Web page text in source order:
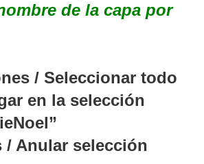
de la capa por
/ Seleccionar todo
en la selección
/ Anular selección